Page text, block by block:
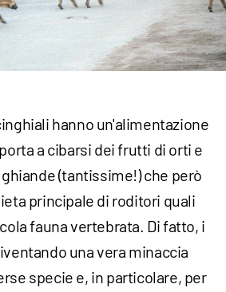
hanno un'alimentazione
a cibarsi dei frutti di orti e
(tantissime!) che però
principale di roditori quali
fauna vertebrata. Di fatto, i
una vera minaccia
specie e, in particolare, per